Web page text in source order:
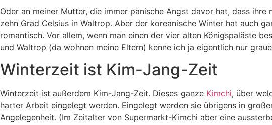
Oder an meiner Mutter, die immer panische Angst davor hat, dass
zehn Grad Celsius in Waltrop. Aber der koreanische Winter hat auch
romantisch. Vor allem, wenn man einen der vier alten Königspaläste
und Waltrop (da wohnen meine Eltern) kenne ich ja eigentlich nur
Winterzeit ist Kim-Jang-Zeit
Winterzeit ist außerdem Kim-Jang-Zeit. Dieses ganze Kimchi, über
harter Arbeit eingelegt werden. Eingelegt werden sie übrigens in
Angelegenheit. (Im Zeitalter von Supermarkt-Kimchi aber eine